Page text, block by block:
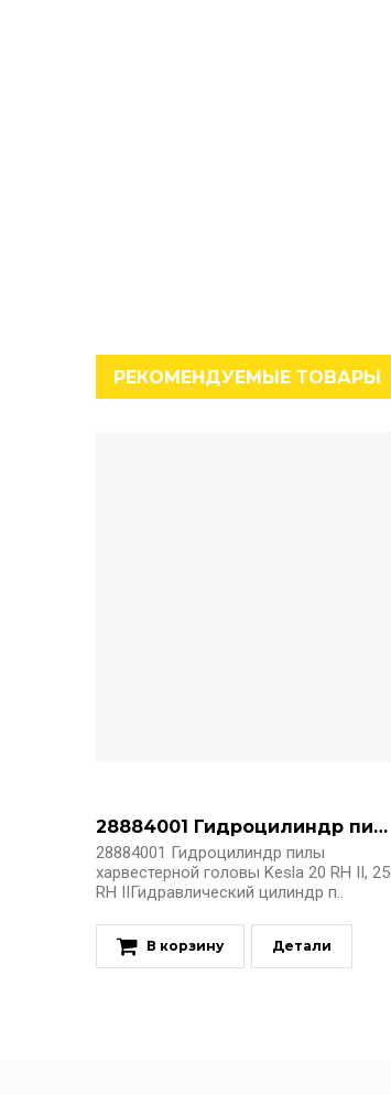
РЕКОМЕНДУЕМЫЕ ТОВАРЫ
28884001 Гидроцилиндр пилы
28884001 Гидроцилиндр пилы
харвестерной головы Kesla 20 RH II, 25
RH IIГидравлический цилиндр п..
В корзину Детали